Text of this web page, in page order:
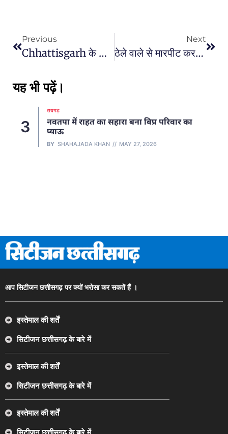
Previous
Chhattisgarh के माओवादी आतंक प्रभावित जिलों के विद्यार्थियों को तकनीकी एवं व्यावसायिक शिक्षा के लिए मिलेगा ब्याज रहित ऋण-मुख्यमंत्री विष्णु देव साय
Next
ठेले वाले से मारपीट करने वाले फरार आरोपी को चक्रधरनगर पुलिस ने गिरफ्तार कर भेजा रिमांड पर…
यह भी पढ़ें।
3
रायगढ़
नवतपा में राहत का सहारा बना बिप्र परिवार का
प्याऊ
BY SHAHAJADA KHAN MAY 27, 2026
आप सिटीजन छत्तीसगढ़ पर क्यों भरोसा कर सकतें हैं ।
इस्तेमाल की शर्तें
सिटीजन छत्तीसगढ़ के बारे में
इस्तेमाल की शर्तें
सिटीजन छत्तीसगढ़ के बारे में
इस्तेमाल की शर्तें
सिटीजन छत्तीसगढ़ के बारे में